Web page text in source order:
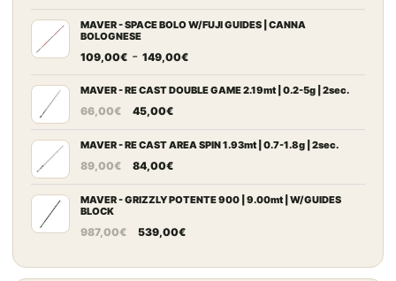
originale
era:
868,00€.
attuale
462,00€.
MAVER - SPACE BOLO W/FUJI GUIDES | CANNA
BOLOGNESE
109,00€ - 149,00€Fascia
prezzo:
a
MAVER - RE CAST DOUBLE GAME 2.19mt | 0.2-5g | 2sec.
66,00€
Il
originale
era:
45,00€Il
attuale
è:
MAVER - RE CAST AREA SPIN 1.93mt | 0.7-1.8g | 2sec.
89,00€
Il
originale
89,00€.
84,00€Il
attuale
84,00€.
MAVER - GRIZZLY POTENTE 900 | 9.00mt | W/GUIDES
BLOCK
987,00€
Il
originale
539,00€Il
attuale